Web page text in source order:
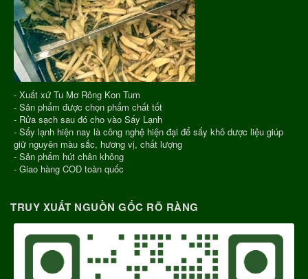
- Xuất xứ Tu Mơ Rông Kon Tum
- Sản phẩm được chọn phẩm chất tốt
- Rửa sạch sau đó cho vào Sấy Lạnh
- Sấy lạnh hiện nay là công nghệ hiện đại để sấy khô dược liệu giúp
giữ nguyên màu sắc, hương vị, chất lượng
- Sản phẩm hút chân không
- Giao hàng COD toàn quốc
TRUY XUẤT NGUỒN GỐC RÕ RÀNG